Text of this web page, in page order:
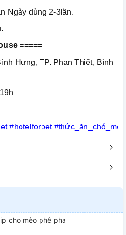
Ngày dùng 2-3lần.
=====
Hưng, TP. Phan Thiết, Bình
#hotelforpet #thức_ăn_chó_mèo
cho mèo phê pha